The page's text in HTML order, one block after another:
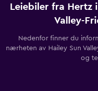
Leiebiler fra Hertz
Valley-
Nedenfor finner du
nærheten av Hailey Sun
og